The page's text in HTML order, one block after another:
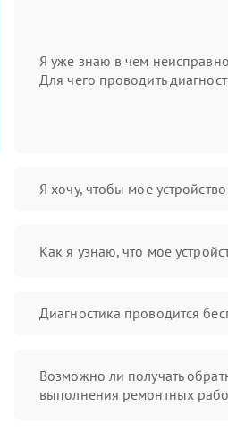
Я уже знаю в чем
Для чего проводить
Я хочу, чтобы мое
Как я узнаю, что мое
Диагностика проводится
Возможно ли получать
выполнения ремонтных